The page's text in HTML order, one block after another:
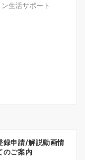
生活サポート
録申請/解説動画情
のご案内